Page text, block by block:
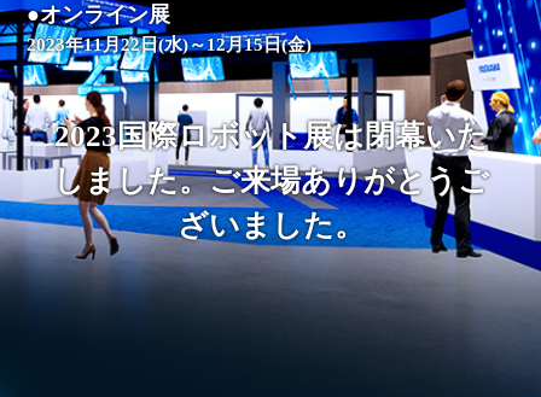
●オンライン展
2023年11月22日(水)～12月15日(金)
2023国際ロボット展は閉幕いた
しました。ご来場ありがとうご
ざいました。